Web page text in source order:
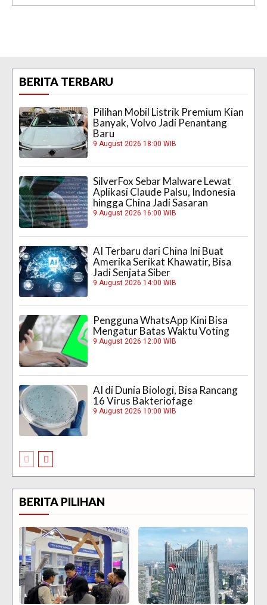
BERITA TERBARU
Pilihan Mobil Listrik Premium Kian
Banyak, Volvo Jadi Penantang
Baru
9 August 2026 18:00 WIB
SilverFox Sebar Malware Lewat
Aplikasi Claude Palsu, Indonesia
hingga China Jadi Sasaran
9 August 2026 16:00 WIB
AI Terbaru dari China Ini Buat
Amerika Serikat Khawatir, Bisa
Jadi Senjata Siber
9 August 2026 14:00 WIB
Pengguna WhatsApp Kini Bisa
Mengatur Batas Waktu Voting
9 August 2026 12:00 WIB
AI di Dunia Biologi, Bisa Rancang
16 Virus Bakteriofage
9 August 2026 10:00 WIB
BERITA PILIHAN